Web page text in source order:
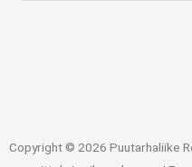
Copyright © 2026 Puutarhaliike